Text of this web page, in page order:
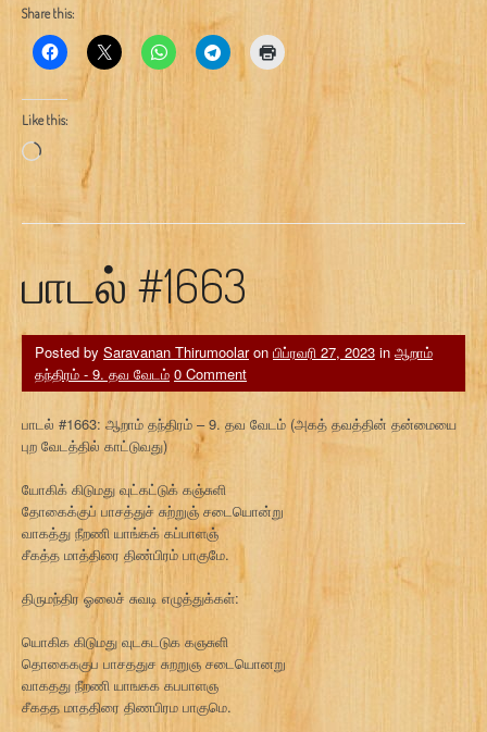
Share this:
Like this:
Loading…
பாடல் #1663
Posted by Saravanan Thirumoolaron பிப்ரவரி 27, 2023 in ஆறாம்
தந்திரம் - 9. தவ வேடம் 0 Comment
பாடல் #1663: ஆறாம் தந்திரம் – 9. தவ வேடம் (அகத் தவத்தின் தன்மையை
புற வேடத்தில் காட்டுவது)
யோகிக் கிடுமது வுட்கட்டுக் கஞ்சுளி
தோகைக்குப் பாசத்துச் சுற்றுஞ் சடையொன்று
வாகத்து நீறணி யாங்கக் கப்பாளஞ்
சீகத்த மாத்திரை திண்பிரம் பாகுமே.
திருமந்திர ஓலைச் சுவடி எழுத்துக்கள்:
யொகிக கிடுமது வுடகடடுக கஞசுளி
தொகைககுப பாசததுச சுறறுஞ சடையொனறு
வாகதது நீறணி யாஙகக கபபாளஞ
சீகதத மாததிரை திணபிரம பாகுமெ.